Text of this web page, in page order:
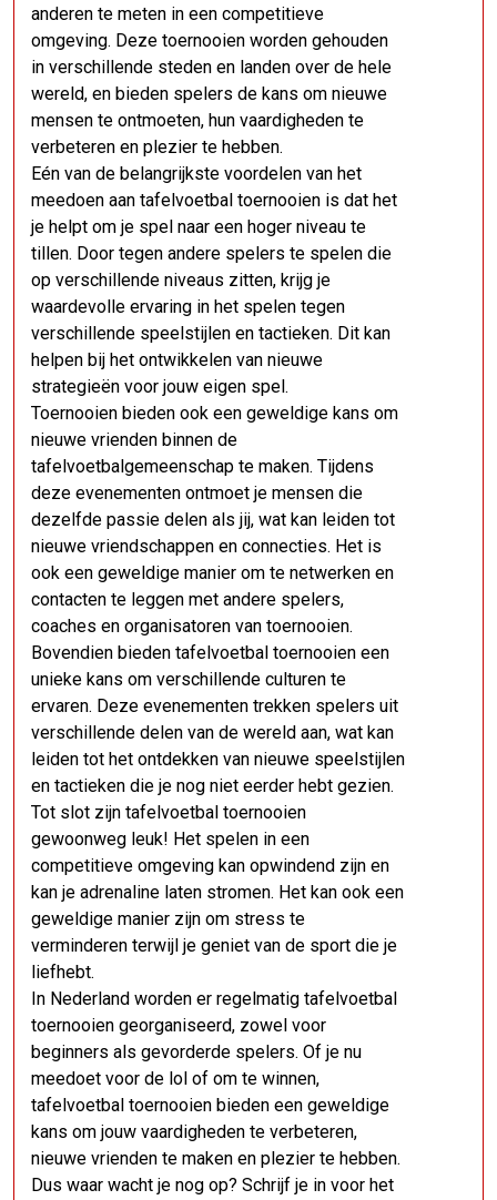
anderen te meten in een competitieve
omgeving. Deze toernooien worden gehouden
in verschillende steden en landen over de hele
wereld, en bieden spelers de kans om nieuwe
mensen te ontmoeten, hun vaardigheden te
verbeteren en plezier te hebben.
Eén van de belangrijkste voordelen van het
meedoen aan tafelvoetbal toernooien is dat het
je helpt om je spel naar een hoger niveau te
tillen. Door tegen andere spelers te spelen die
op verschillende niveaus zitten, krijg je
waardevolle ervaring in het spelen tegen
verschillende speelstijlen en tactieken. Dit kan
helpen bij het ontwikkelen van nieuwe
strategieën voor jouw eigen spel.
Toernooien bieden ook een geweldige kans om
nieuwe vrienden binnen de
tafelvoetbalgemeenschap te maken. Tijdens
deze evenementen ontmoet je mensen die
dezelfde passie delen als jij, wat kan leiden tot
nieuwe vriendschappen en connecties. Het is
ook een geweldige manier om te netwerken en
contacten te leggen met andere spelers,
coaches en organisatoren van toernooien.
Bovendien bieden tafelvoetbal toernooien een
unieke kans om verschillende culturen te
ervaren. Deze evenementen trekken spelers uit
verschillende delen van de wereld aan, wat kan
leiden tot het ontdekken van nieuwe speelstijlen
en tactieken die je nog niet eerder hebt gezien.
Tot slot zijn tafelvoetbal toernooien
gewoonweg leuk! Het spelen in een
competitieve omgeving kan opwindend zijn en
kan je adrenaline laten stromen. Het kan ook een
geweldige manier zijn om stress te
verminderen terwijl je geniet van de sport die je
liefhebt.
In Nederland worden er regelmatig tafelvoetbal
toernooien georganiseerd, zowel voor
beginners als gevorderde spelers. Of je nu
meedoet voor de lol of om te winnen,
tafelvoetbal toernooien bieden een geweldige
kans om jouw vaardigheden te verbeteren,
nieuwe vrienden te maken en plezier te hebben.
Dus waar wacht je nog op? Schrijf je in voor het